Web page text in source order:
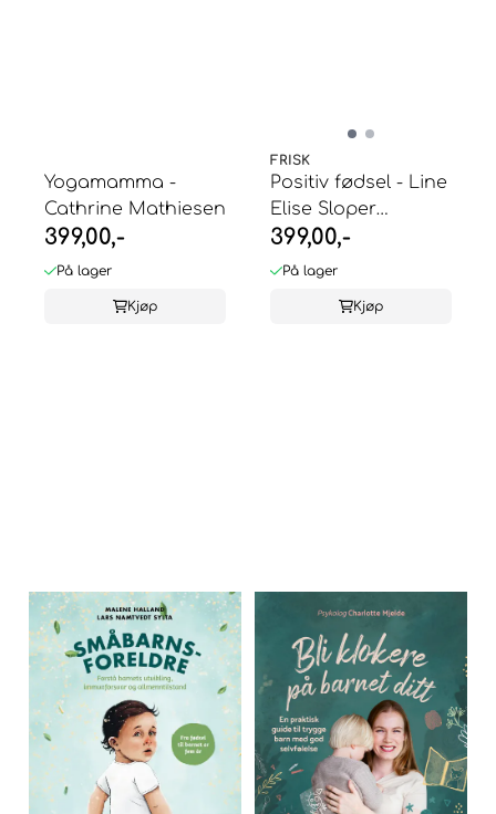
Yogamamma -
Cathrine Mathiesen
399,00,-
På lager
Kjøp
FRISK
Positiv fødsel - Line
Elise Sloper
Svanevik
399,00,-
På lager
Kjøp